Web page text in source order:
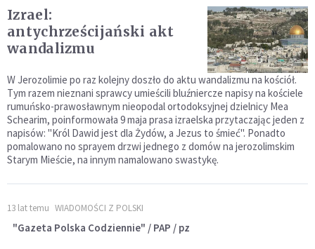
Izrael:
antychrześcijański akt
wandalizmu
W Jerozolimie po raz kolejny doszło do aktu wandalizmu na kościół.
Tym razem nieznani sprawcy umieścili bluźniercze napisy na kościele
rumuńsko-prawosławnym nieopodal ortodoksyjnej dzielnicy Mea
Schearim, poinformowała 9 maja prasa izraelska przytaczając jeden z
napisów: "Król Dawid jest dla Żydów, a Jezus to śmieć". Ponadto
pomalowano no sprayem drzwi jednego z domów na jerozolimskim
Starym Mieście, na innym namalowano swastykę.
13 lat temu WIADOMOŚCI Z POLSKI
"Gazeta Polska Codziennie" / PAP / pz